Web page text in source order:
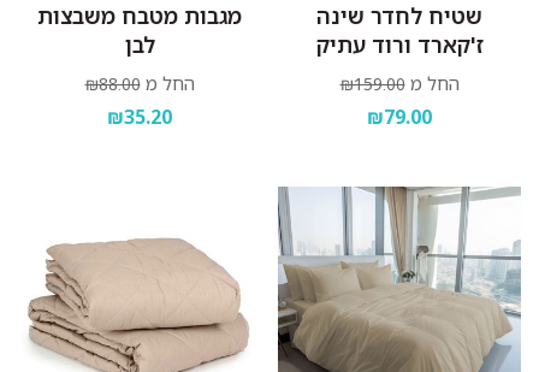
שטיח לחדר שינה
ז'קארד ורוד עתיק
החל מ ₪159.00
₪79.00
מגבות מטבח משבצות
לבן
החל מ ₪88.00
₪35.20